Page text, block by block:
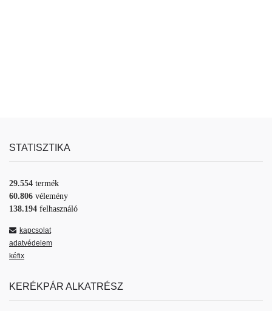
STATISZTIKA
29.554 termék
60.806 vélemény
138.194 felhasználó
kapcsolat
adatvédelem
kéfix
KERÉKPÁR ALKATRÉSZ